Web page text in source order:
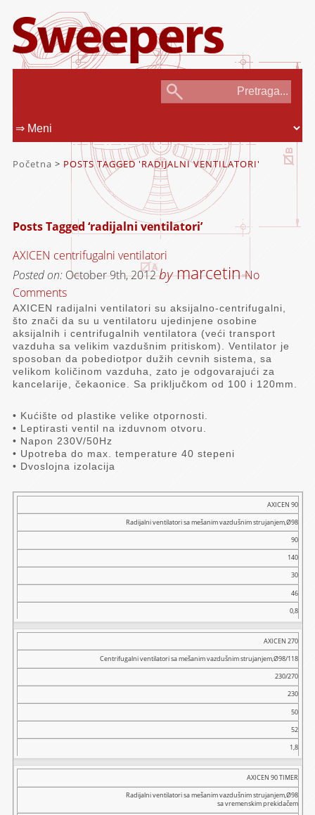
Početna > POSTS TAGGED 'RADIJALNI VENTILATORI'
Posts Tagged ‘radijalni ventilatori’
AXICEN centrifugalni ventilatori
Posted on: October 9th, 2012bymarcetin No
Comments
AXICEN radijalni ventilatori su aksijalno-centrifugalni,
što znači da su u ventilatoru ujedinjene osobine
aksijalnih i centrifugalnih ventilatora (veći transport
vazduha sa velikim vazdušnim pritiskom). Ventilator je
sposoban da pobediotpor dužih cevnih sistema, sa
velikom količinom vazduha, zato je odgovarajući za
kancelarije, čekaonice. Sa priključkom od 100 i 120mm.
• Kućište od plastike velike otpornosti.
• Leptirasti ventil na izduvnom otvoru.
• Napon 230V/50Hz
• Upotreba do max. temperature 40 stepeni
• Dvoslojna izolacija
(m³/h)
Pritisak
(W)
Masa
AXICEN 90
Radijalni ventilatori sa mešanim vazdušnim strujanjem,Ø98
90
140
30
46
0,8
AXICEN 270
Centrifugalni ventilatori sa mešanim vazdušnim strujanjem,Ø98/118
230/270
230
50
52
1,8
AXICEN 90 TIMER
Radijalni ventilatori sa mešanim vazdušnim strujanjem,Ø98
sa vremenskim prekidačem